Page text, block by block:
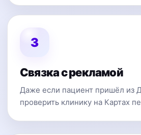
3
Связка с рекламой
Даже если пациент пришёл из
проверить клинику на Картах